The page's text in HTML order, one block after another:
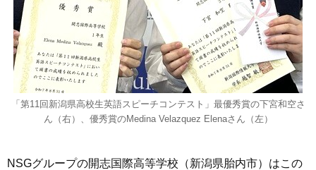
「第11回新潟県高校生英語スピーチコンテスト」最優秀賞の下宮和空さ
ん（右）、優秀賞のMedina Velazquez Elenaさん（左）
NSGグループの開志国際高等学校（新潟県胎内市）はこの